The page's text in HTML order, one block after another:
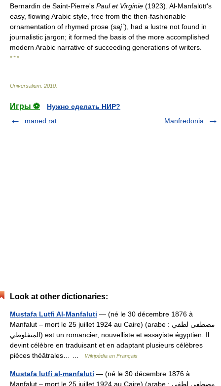
Bernardin de Saint-Pierre's Paul et Virginie (1923). Al-Manfalūṭī's
easy, flowing Arabic style, free from the then-fashionable
ornamentation of rhymed prose (sajʿ), had a lustre not found in
journalistic jargon; it formed the basis of the more accomplished
modern Arabic narrative of succeeding generations of writers.
* * *
Universalium 2010
Игры ⚽
Нужно сделать НИР?
maned rat
Manfredonia
Look at other dictionaries:
Mustafa Lutfi Al-Manfaluti — (né le 30 décembre 1876 à
Manfalut – mort le 25 juillet 1924 au Caire) (arabe : مصطفى لطفي
المنفلوطي) est un romancier, nouvelliste et essayiste égyptien. Il
devint célèbre en traduisant et en adaptant plusieurs célèbres
pièces théâtrales… …
Wikipédia en Français
Mustafa lutfi al-manfaluti — (né le 30 décembre 1876 à
Manfalut – mort le 25 juillet 1924 au Caire) (arabe : مصطفى لطفي